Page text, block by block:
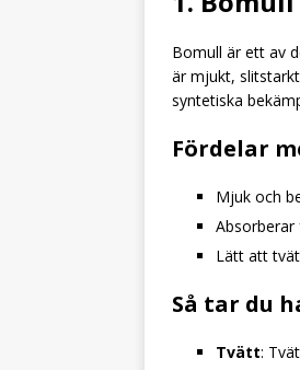
Bomull är ett av
är mjukt,
syntetiska
Fördelar
Mjuk och
Absorberar
Lätt att
Så tar du
Tvätt: